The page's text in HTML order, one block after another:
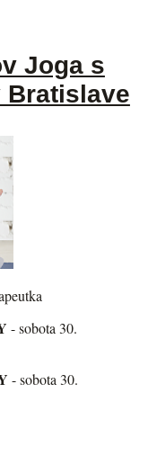
Joga s
Bratislave
- sobota 30.
- sobota 30.